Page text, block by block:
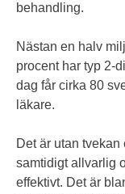
behandling.
Nästan en halv
procent har typ 2-
dag får cirka 80
läkare.
Det är utan
samtidigt allvarlig
effektivt. Det är